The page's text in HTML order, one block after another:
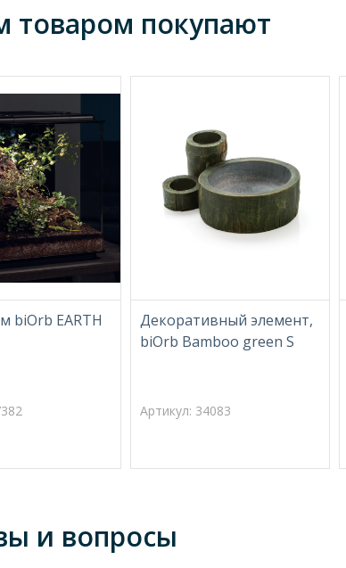
товаром покупают
biOrb EARTH
Декоративный элемент,
biOrb Bamboo green S
Артикул: 34083
и вопросы